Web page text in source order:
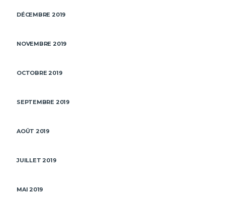
DÉCEMBRE 2019
NOVEMBRE 2019
OCTOBRE 2019
SEPTEMBRE 2019
AOÛT 2019
JUILLET 2019
MAI 2019